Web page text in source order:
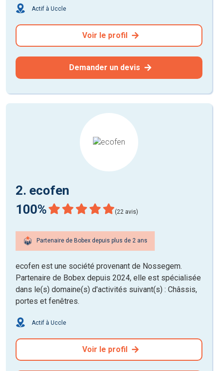
Actif à Uccle
Voir le profil
Demander un devis
2. ecofen
100%
(22 avis)
Partenaire de Bobex depuis plus de 2 ans
ecofen est une société provenant de Nossegem.
Partenaire de Bobex depuis 2024, elle est spécialisée
dans le(s) domaine(s) d'activités suivant(s) : Châssis,
portes et fenêtres.
Actif à Uccle
Voir le profil